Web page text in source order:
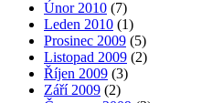
Únor 2010 (7)
Leden 2010 (1)
Prosinec 2009 (5)
Listopad 2009 (2)
Říjen 2009 (3)
Září 2009 (2)